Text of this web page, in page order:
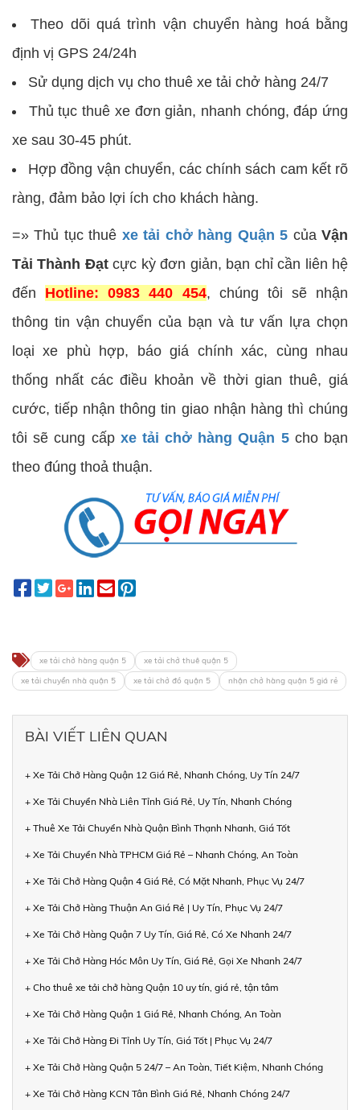
Theo dõi quá trình vận chuyển hàng hoá bằng
định vị GPS 24/24h
Sử dụng dịch vụ cho thuê xe tải chở hàng 24/7
Thủ tục thuê xe đơn giản, nhanh chóng, đáp ứng
xe sau 30-45 phút.
Hợp đồng vận chuyển, các chính sách cam kết rõ
ràng, đảm bảo lợi ích cho khách hàng.
=» Thủ tục thuê xe tải chở hàng Quận 5 củaVận
Tải Thành Đạtcực kỳ đơn giản, bạn chỉ cần liên hệ
đến Hotline: 0983 440 454, chúng tôi sẽ nhận
thông tin vận chuyển của bạn và tư vấn lựa chọn
loại xe phù hợp, báo giá chính xác, cùng nhau
thống nhất các điều khoản về thời gian thuê, giá
cước, tiếp nhận thông tin giao nhận hàng thì chúng
tôi sẽ cung cấp xe tải chở hàng Quận 5cho bạn
theo đúng thoả thuận.
xe tải chở hàng quận 5
xe tải chở thuê quận 5
xe tải chuyển nhà quận 5
xe tải chở đồ quận 5 nhận chở hàng quận 5 giá rẻ
BÀI VIẾT LIÊN QUAN
+ Xe Tải Chở Hàng Quận 12 Giá Rẻ, Nhanh Chóng, Uy Tín 24/7
+ Xe Tải Chuyển Nhà Liên Tỉnh Giá Rẻ, Uy Tín, Nhanh Chóng
+ Thuê Xe Tải Chuyển Nhà Quận Bình Thạnh Nhanh, Giá Tốt
+ Xe Tải Chuyển Nhà TPHCM Giá Rẻ – Nhanh Chóng, An Toàn
+ Xe Tải Chở Hàng Quận 4 Giá Rẻ, Có Mặt Nhanh, Phục Vụ 24/7
+ Xe Tải Chở Hàng Thuận An Giá Rẻ | Uy Tín, Phục Vụ 24/7
+ Xe Tải Chở Hàng Quận 7 Uy Tín, Giá Rẻ, Có Xe Nhanh 24/7
+ Xe Tải Chở Hàng Hóc Môn Uy Tín, Giá Rẻ, Gọi Xe Nhanh 24/7
+ Cho thuê xe tải chở hàng Quận 10 uy tín, giá rẻ, tận tâm
+ Xe Tải Chở Hàng Quận 1 Giá Rẻ, Nhanh Chóng, An Toàn
+ Xe Tải Chở Hàng Đi Tỉnh Uy Tín, Giá Tốt | Phục Vụ 24/7
+ Xe Tải Chở Hàng Quận 5 24/7 – An Toàn, Tiết Kiệm, Nhanh Chóng
+ Xe Tải Chở Hàng KCN Tân Bình Giá Rẻ, Nhanh Chóng 24/7